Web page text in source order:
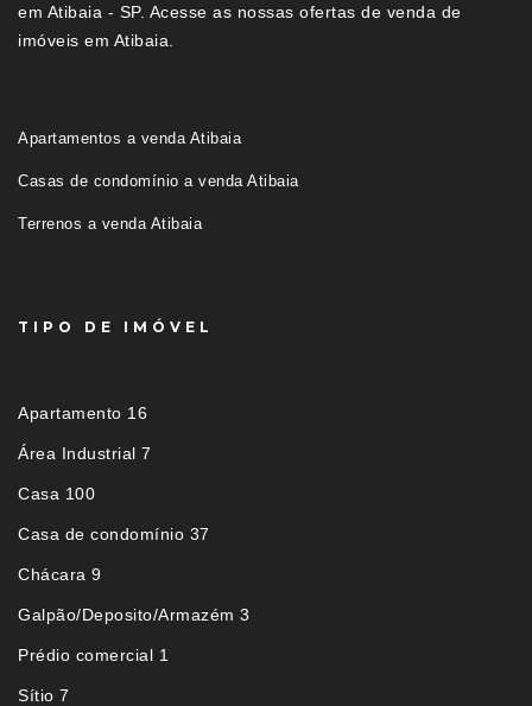
em Atibaia - SP. Acesse as nossas ofertas de venda de
imóveis em Atibaia.
Apartamentos a venda Atibaia
Casas de condomínio a venda Atibaia
Terrenos a venda Atibaia
TIPO DE IMÓVEL
Apartamento 16
Área Industrial 7
Casa 100
Casa de condomínio 37
Chácara 9
Galpão/Deposito/Armazém 3
Prédio comercial 1
Sítio 7